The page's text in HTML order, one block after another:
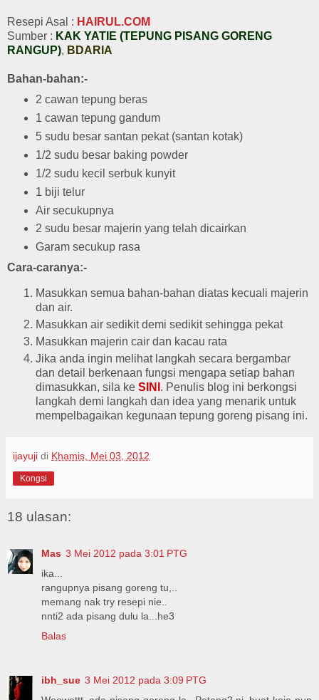
Resepi Asal : HAIRUL.COM
Sumber : KAK YATIE (TEPUNG PISANG GORENG
RANGUP), BDARIA
Bahan-bahan:-
2 cawan tepung beras
1 cawan tepung gandum
5 sudu besar santan pekat (santan kotak)
1/2 sudu besar baking powder
1/2 sudu kecil serbuk kunyit
1 biji telur
Air secukupnya
2 sudu besar majerin yang telah dicairkan
Garam secukup rasa
Cara-caranya:-
Masukkan semua bahan-bahan diatas kecuali majerin
dan air.
Masukkan air sedikit demi sedikit sehingga pekat
Masukkan majerin cair dan kacau rata
Jika anda ingin melihat langkah secara bergambar
dan detail berkenaan fungsi mengapa setiap bahan
dimasukkan, sila ke SINI . Penulis blog ini berkongsi
langkah demi langkah dan idea yang menarik untuk
mempelbagaikan kegunaan tepung goreng pisang ini.
ijayuji di Khamis, Mei 03, 2012
Kongsi
18 ulasan:
Mas 3 Mei 2012 pada 3:01 PTG
ika...
rangupnya pisang goreng tu,..
memang nak try resepi nie..
nnti2 ada pisang dulu la...he3
Balas
ibh_sue 3 Mei 2012 pada 3:09 PTG